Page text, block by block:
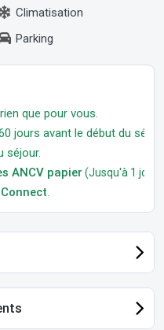
Climatisation
Parking
rien que pour vous.
jours avant le début du
séjour.
ANCV papier (Jusqu'à 1 jour
.